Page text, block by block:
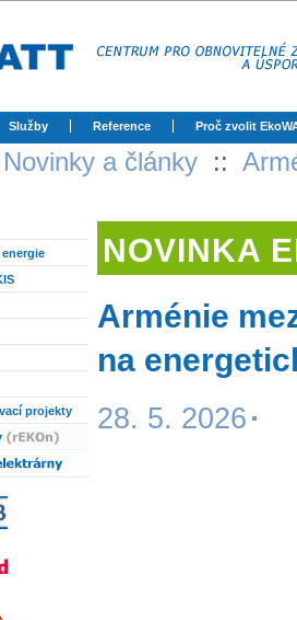
Služby Reference Proč zvolit
Novinky a články ::
projekty
NOVINKA
Arménie
na
28. 5. 2026